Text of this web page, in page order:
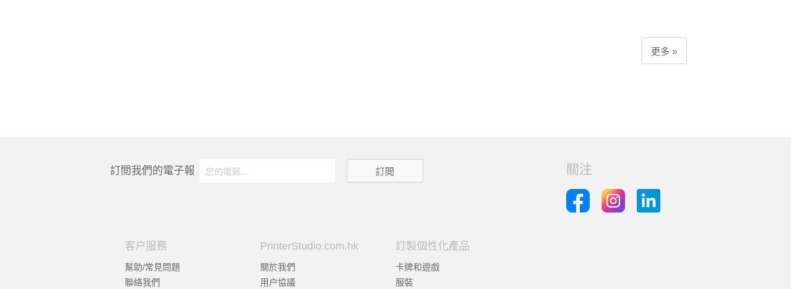
更多 »
訂閲我們的電子報 關注
客户服務
幫助/常見問題
聯絡我們
PrinterStudio.com.hk
關於我們
用户協議
訂製個性化產品
卡牌和遊戲
服裝